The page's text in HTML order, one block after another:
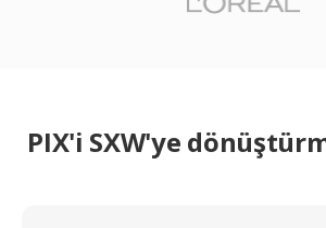
PIX'i SXW'ye